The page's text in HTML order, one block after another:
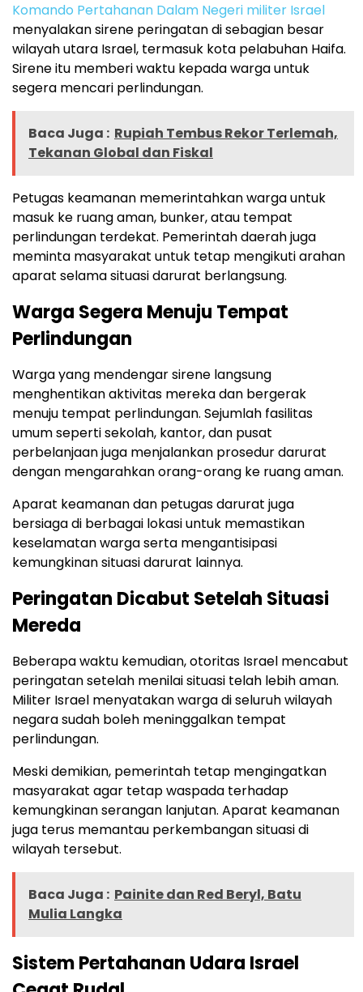
Komando Pertahanan Dalam Negeri militer Israel
menyalakan sirene peringatan di sebagian besar
wilayah utara Israel, termasuk kota pelabuhan Haifa.
Sirene itu memberi waktu kepada warga untuk
segera mencari perlindungan.
Baca Juga : Rupiah Tembus Rekor Terlemah,
Tekanan Global dan Fiskal
Petugas keamanan memerintahkan warga untuk
masuk ke ruang aman, bunker, atau tempat
perlindungan terdekat. Pemerintah daerah juga
meminta masyarakat untuk tetap mengikuti arahan
aparat selama situasi darurat berlangsung.
Warga Segera Menuju Tempat
Perlindungan
Warga yang mendengar sirene langsung
menghentikan aktivitas mereka dan bergerak
menuju tempat perlindungan. Sejumlah fasilitas
umum seperti sekolah, kantor, dan pusat
perbelanjaan juga menjalankan prosedur darurat
dengan mengarahkan orang-orang ke ruang aman.
Aparat keamanan dan petugas darurat juga
bersiaga di berbagai lokasi untuk memastikan
keselamatan warga serta mengantisipasi
kemungkinan situasi darurat lainnya.
Peringatan Dicabut Setelah Situasi
Mereda
Beberapa waktu kemudian, otoritas Israel mencabut
peringatan setelah menilai situasi telah lebih aman.
Militer Israel menyatakan warga di seluruh wilayah
negara sudah boleh meninggalkan tempat
perlindungan.
Meski demikian, pemerintah tetap mengingatkan
masyarakat agar tetap waspada terhadap
kemungkinan serangan lanjutan. Aparat keamanan
juga terus memantau perkembangan situasi di
wilayah tersebut.
Baca Juga : Painite dan Red Beryl, Batu
Mulia Langka
Sistem Pertahanan Udara Israel